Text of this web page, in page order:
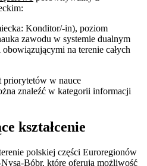
Konditor/-in), poziom
zawodu w systemie dualnym
na terenie całych
priorytetów w nauce
znaleźć w kategorii informacji
kształcenie
polskiej części Euroregionów
Bóbr, które oferują możliwość